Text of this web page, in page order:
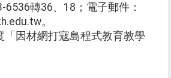
6536轉36、18；電子郵件：
。
「因材網打寇島程式教育教學